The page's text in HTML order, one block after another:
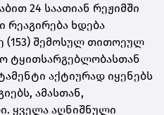
24 საათიან რეჟიმში
რეაგირება ხდება
(153) შემოსულ თითოეულ
ტყითსარგებლობასთან
აქტიურად იყენებს
ამასთან,
ყველა აღნიშნული